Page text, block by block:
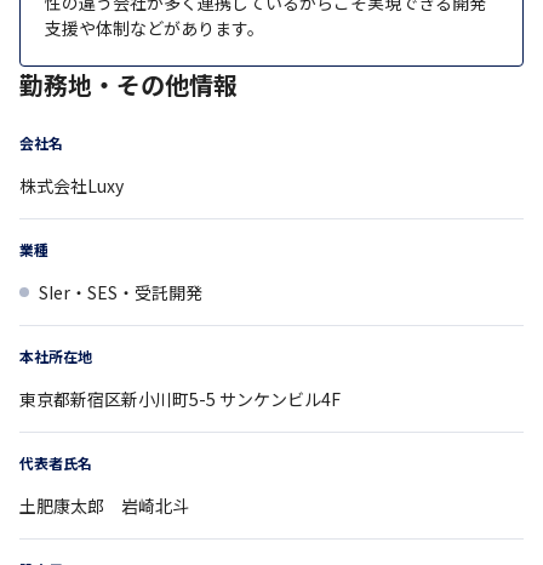
支援や体制などがあります。
勤務地・その他情報
会社名
株式会社Luxy
業種
SIer・SES・受託開発
本社所在地
東京都新宿区新小川町5-5 サンケンビル4F
代表者氏名
土肥康太郎 岩崎北斗